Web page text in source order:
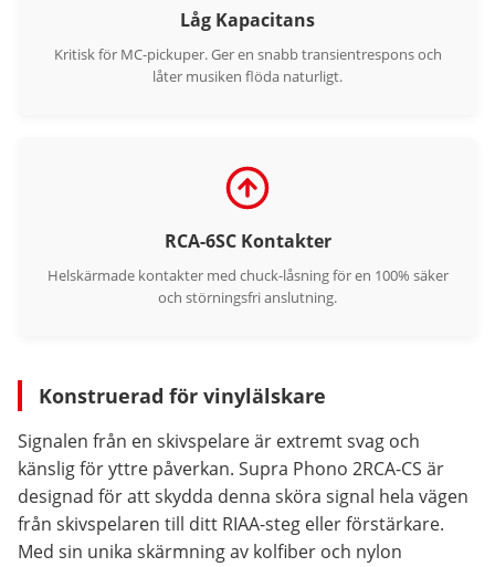
Låg Kapacitans
Kritisk för MC-pickuper. Ger en snabb transientrespons och
låter musiken flöda naturligt.
RCA-6SC Kontakter
Helskärmade kontakter med chuck-låsning för en 100% säker
och störningsfri anslutning.
Konstruerad för vinylälskare
Signalen från en skivspelare är extremt svag och
känslig för yttre påverkan. Supra Phono 2RCA-CS är
designad för att skydda denna sköra signal hela vägen
från skivspelaren till ditt RIAA-steg eller förstärkare.
Med sin unika skärmning av kolfiber och nylon